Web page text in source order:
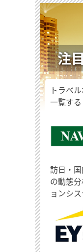
注
トラベ
一覧する
訪日・
の動態
ョンシ